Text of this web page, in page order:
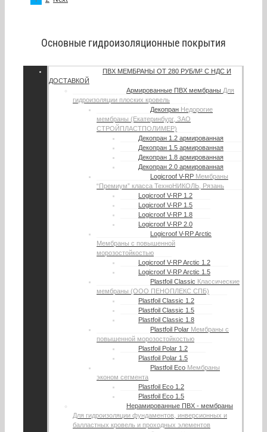
Основные гидроизоляционные покрытия
ПВХ МЕМБРАНЫ ОТ 280 РУБ/М² С НДС И
ДОСТАВКОЙ
Армированные ПВХ мембраны Для
гидроизоляции плоских кровель
Декопран Недорогие
мембраны (Екатеринбург, ЗАО
СТРОЙПЛАСТПОЛИМЕР)
Декопран 1.2 армированная
Декопран 1.5 армированная
Декопран 1.8 армированная
Декопран 2.0 армированная
Logicroof V-RP Мембраны
“Премиум” класса ТехноНИКОЛЬ, Рязань
Logicroof V-RP 1.2
Logicroof V-RP 1.5
Logicroof V-RP 1.8
Logicroof V-RP 2.0
Logicroof V-RP Arctic
Мембраны с повышенной
морозостойкостью
Logicroof V-RP Arctic 1.2
Logicroof V-RP Arctic 1.5
Plastfoil Classic Классические
мембраны (ООО ПЕНОПЛЕКС СПБ)
Plastfoil Classic 1.2
Plastfoil Classic 1.5
Plastfoil Classic 1.8
Plastfoil Polar Мембраны с
повышенной морозостойкостью
Plastfoil Polar 1.2
Plastfoil Polar 1.5
Plastfoil Eco Мембраны
эконом сегмента
Plastfoil Eco 1.2
Plastfoil Eco 1.5
Нерамированные ПВХ - мембраны
Для гидроизоляции фундаментов, инверсионных и
балластных кровель и проходных элементов